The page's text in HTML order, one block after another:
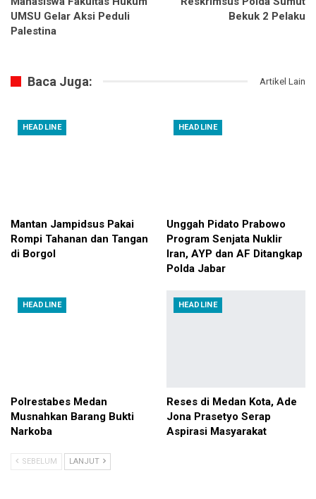
UMSU Gelar Aksi Peduli
Palestina
Bekuk 2 Pelaku
Baca Juga: Artikel Lain
HEADLINE
Mantan Jampidsus Pakai
Rompi Tahanan dan Tangan
di Borgol
HEADLINE
Unggah Pidato Prabowo
Program Senjata Nuklir
Iran, AYP dan AF Ditangkap
Polda Jabar
HEADLINE
Polrestabes Medan
Musnahkan Barang Bukti
Narkoba
HEADLINE
Reses di Medan Kota, Ade
Jona Prasetyo Serap
Aspirasi Masyarakat
SEBELUM LANJUT